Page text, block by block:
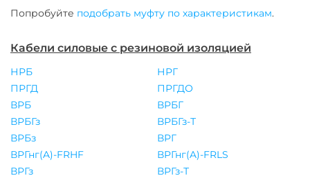
Попробуйте подобрать муфту по характеристикам.
Кабели силовые с резиновой изоляцией
НРБ
НРГ
ПРГД
ПРГДО
ВРБ
ВРБГ
ВРБГз
ВРБГз-Т
ВРБз
ВРГ
ВРГнг(A)-FRHF
ВРГнг(A)-FRLS
ВРГз
ВРГз-Т